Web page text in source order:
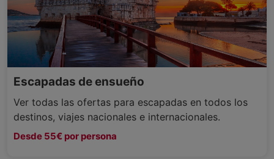
Escapadas de ensueño
Ver todas las ofertas para escapadas en todos los
destinos, viajes nacionales e internacionales.
Desde 55€ por persona